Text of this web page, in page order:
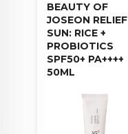
BEAUTY OF
JOSEON RELIEF
SUN: RICE +
PROBIOTICS
SPF50+ PA++++
50ML